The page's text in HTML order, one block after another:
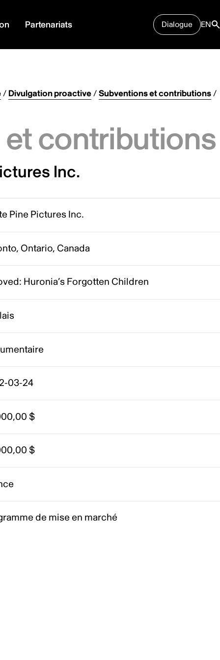
Partenariats Dialogue EN
/ Divulgation proactive/Subventions et contributions/
contributions
Inc.
Pine Pictures Inc.
Ontario, Canada
Huronia’s Forgotten Children
03-24
$
$
de mise en marché